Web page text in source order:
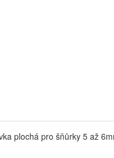
plochá pro šňůrky 5 až